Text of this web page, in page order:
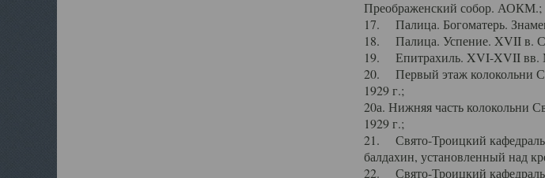
Преображенский собор. АОКМ.;
17. Палица. Богоматерь.
18. Палица. Успение. XVII в.
19. Епитрахиль. XVI-XVII
20. Первый этаж колокольни
1929 г.;
20а. Нижняя часть колокольни
1929 г.;
21. Свято-Троицкий
балдахин, установленный над
22. Свято-Троицкий